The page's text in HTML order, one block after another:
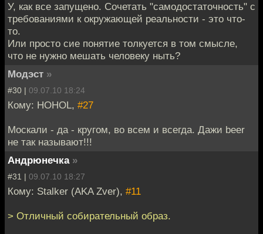
У, как все запущено. Сочетать "самодостаточность" с
требованиями к окружающей реальности - это что-
то.
Или просто сие понятие толкуется в том смысле,
что не нужно мешать человеку ныть?
Модэст »
#30 | 09.07.10 18:24
Кому: HOHOL, #27
Москали - да - кругом, во всем и всегда. Дажи beer
не так называют!!!
Андрюнечка »
#31 | 09.07.10 18:27
Кому: Stalker (AKA Zver), #11
> Отличный собирательный образ.